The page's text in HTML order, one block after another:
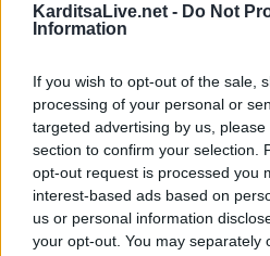
KarditsaLive.net - Do Not
Information
If you wish to opt-out of the sale,
processing of your personal or
targeted advertising by us,
section to confirm your selection.
opt-out request is processed you
interest-based ads based on
us or personal information
your opt-out. You may separately
Άρθρο-παρέμβαση
Σοφάδων,